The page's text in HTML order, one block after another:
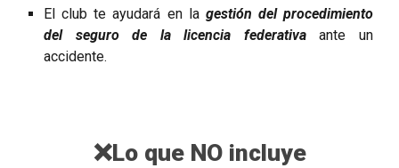
El club te ayudará en la gestión del procedimiento
del seguro de la licencia federativaante un
accidente.
❌Lo que NO incluye